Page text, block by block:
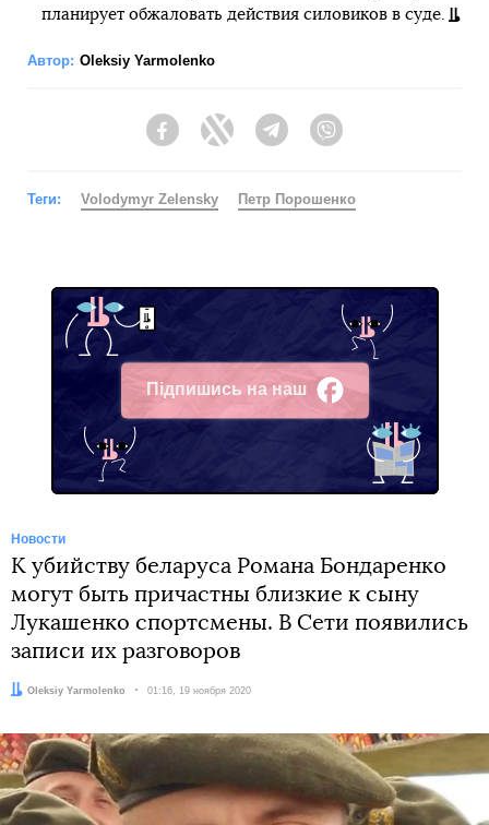
планирует обжаловать действия силовиков в суде.
Автор: Oleksiy Yarmolenko
FacebookTwitter Telegram
Теги: Volodymyr Zelensky Петр Порошенко
Підпишись на наш
Facebook
Новости
К убийству беларуса Романа Бондаренко
могут быть причастны близкие к сыну
Лукашенко спортсмены. В Сети появились
записи их разговоров
Автор:
Oleksiy Yarmolenko Дата:
01:16, 19 ноября 2020